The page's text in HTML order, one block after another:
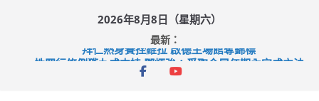
2026年8月8日（星期六）
最新：
拜仁熱身賽挫維拉 啟德主場館奪錦標
性罪行修例獲九成支持 鄧炳強：爭取今屆任期內完成立法